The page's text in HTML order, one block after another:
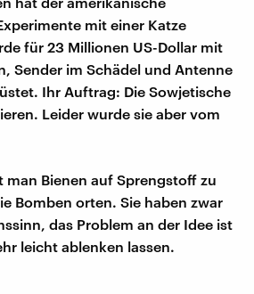
mit einer Katze
für 23 Millionen US-Dollar mit
Sender im Schädel und Antenne
Ihr Auftrag: Die Sowjetische
Leider wurde sie aber vom
man Bienen auf Sprengstoff zu
Bomben orten. Sie haben zwar
das Problem an der Idee ist
leicht ablenken lassen.